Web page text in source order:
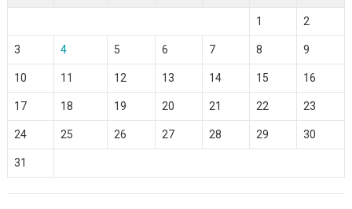
1 2
3 4 5 6 7 8 9
10 11 12 13 14 15 16
17 18 19 20 21 22 23
24 25 26 27 28 29 30
31